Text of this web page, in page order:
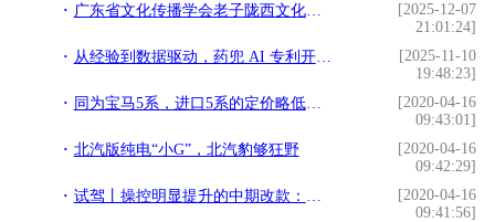
广东省文化传播学会老子陇西文化研究专业委员会首届理事会议圆满召开
[2025-12-07
21:01:24]
从经验到数据驱动，药兜 AI 专利开启医药供应链主动预判新时代
[2025-11-10
19:48:23]
同为宝马5系，进口5系的定价略低，加速、油耗都更胜一筹
[2020-04-16
09:43:01]
北汽版纯电“小G”，北汽豹够狂野
[2020-04-16
09:42:29]
试驾丨操控明显提升的中期改款：奥迪A4L
[2020-04-16
09:41:56]